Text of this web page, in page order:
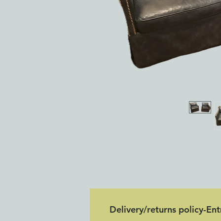
Delivery/returns policy-